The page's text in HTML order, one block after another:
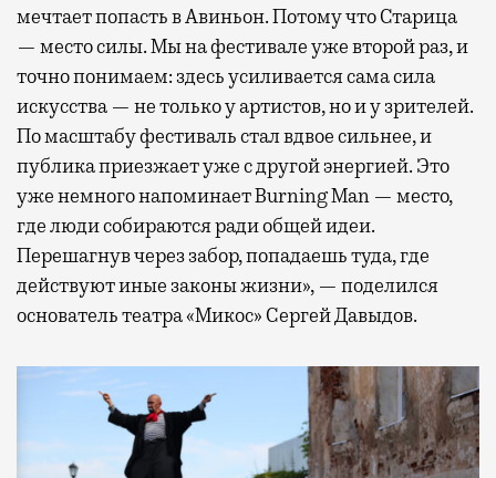
мечтает попасть в Авиньон. Потому что Старица
— место силы. Мы на фестивале уже второй раз, и
точно понимаем: здесь усиливается сама сила
искусства — не только у артистов, но и у зрителей.
По масштабу фестиваль стал вдвое сильнее, и
публика приезжает уже с другой энергией. Это
уже немного напоминает Burning Man — место,
где люди собираются ради общей идеи.
Перешагнув через забор, попадаешь туда, где
действуют иные законы жизни», — поделился
основатель театра «Микос» Сергей Давыдов.